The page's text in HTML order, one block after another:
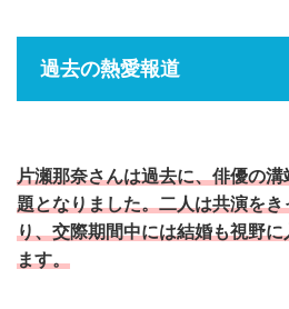
過去の熱愛報道
片瀬那奈さんは過去に、俳優の
題となりました。二人は共演を
り、交際期間中には結婚も視野
ます。